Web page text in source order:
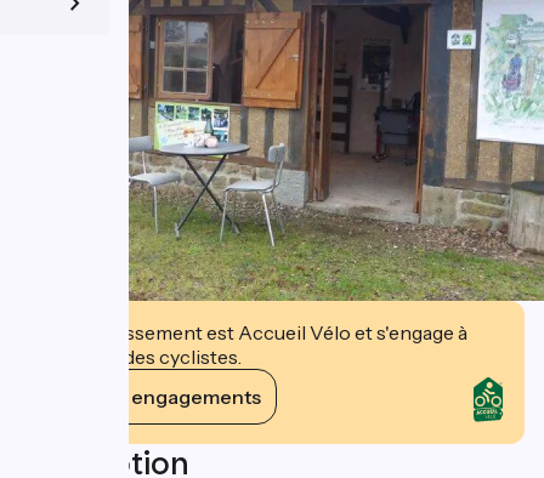
Cet établissement est Accueil Vélo et s'engage à
accueillir des cyclistes.
Voir ses engagements
Description